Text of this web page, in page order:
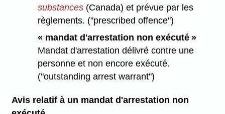
substances (Canada) et prévue par les
règlements. ("prescribed offence")
« mandat d'arrestation non exécuté »
Mandat d'arrestation délivré contre une
personne et non encore exécuté.
("outstanding arrest warrant")
Avis relatif à un mandat d'arrestation non